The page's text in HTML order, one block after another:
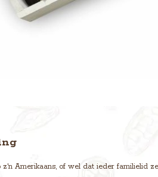
Amerikaans, of wel dat ieder familielid